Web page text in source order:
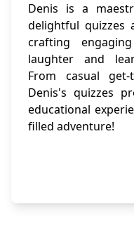
Denis is a
delightful quizzes
crafting
laughter and
From casual
Denis's quizzes
educational
filled adventure!